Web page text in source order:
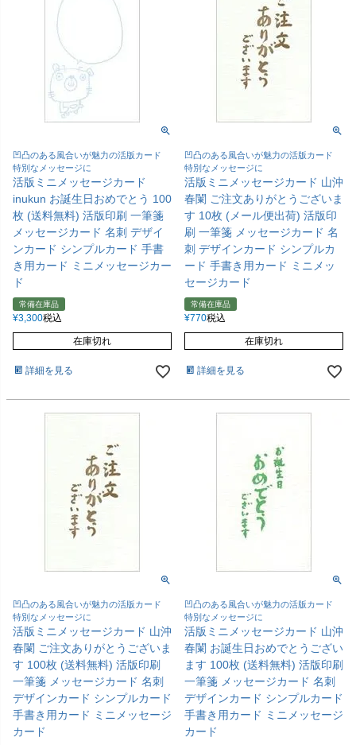
凹凸のある風合いが魅力の活版カード
特別なメッセージに
活版ミニメッセージカード
inukun お誕生日おめでとう 100
枚 (送料無料) 活版印刷 一筆箋
メッセージカード 名刺 デザイ
ンカード シンプルカード 手書
き用カード ミニメッセージカー
ド
常備在庫品
¥3,300税込
在庫切れ
詳細を見る
凹凸のある風合いが魅力の活版カード
特別なメッセージに
活版ミニメッセージカード 山沖
春闌 ご注文ありがとうございま
す 10枚 (メール便出荷) 活版印
刷 一筆箋 メッセージカード 名
刺 デザインカード シンプルカ
ード 手書き用カード ミニメッ
セージカード
常備在庫品
¥770税込
在庫切れ
詳細を見る
凹凸のある風合いが魅力の活版カード
特別なメッセージに
活版ミニメッセージカード 山沖
春闌 ご注文ありがとうございま
す 100枚 (送料無料) 活版印刷
一筆箋 メッセージカード 名刺
デザインカード シンプルカード
手書き用カード ミニメッセージ
カード
凹凸のある風合いが魅力の活版カード
特別なメッセージに
活版ミニメッセージカード 山沖
春闌 お誕生日おめでとうござい
ます 100枚 (送料無料) 活版印刷
一筆箋 メッセージカード 名刺
デザインカード シンプルカード
手書き用カード ミニメッセージ
カード